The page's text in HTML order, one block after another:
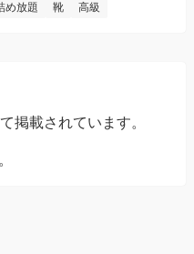
め放題 靴 高級
掲載されています。